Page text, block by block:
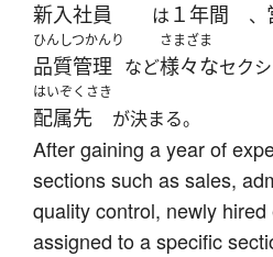
新入社員 は １年間 、
ひんしつかんり
品質管理 など
さまざま
様々なセク
はいぞくさき
配属先 が決まる。
After gaining a year of
sections such as sales,
quality control, newly
assigned to a specific